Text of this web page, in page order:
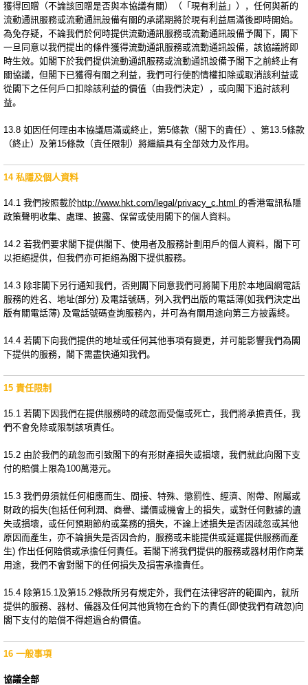
獲得回贈（不論該回贈是否與本協議有關）（「現有利益」），任何與新的
流動通訊服務或流動通訊設備有關的承諾期將於現有利益屆滿後即時開始。
為免存疑，不論我們於何時提供流動通訊服務或流動通訊設備予閣下，閣下
一旦同意以我們提出的條件獲得流動通訊服務或流動通訊設備，該協議將即
時生效。如閣下於我們提供流動通訊服務或流動通訊設備予閣下之前終止有
關協議，但閣下已獲得有關之利益，我們可行使酌情權扣除或取消該利益或
從閣下之任何戶口扣除該利益的價值（由我們決定），或向閣下追討該利
益。
13.8 如因任何理由本協議屆滿或終止，第5條款（閣下的責任）、第13.5條款
（終止）及第15條款（責任限制）將繼續具有全部效力及作用。
14 私隱及個人資料
14.1 我們按照載於http://www.hkt.com/legal/privacy_c.html 的香港電訊私隱
政策聲明收集、處理、披露、保留或使用閣下的個人資料。
14.2 若我們要求閣下提供閣下、使用者及服務計劃用戶的個人資料，閣下可
以拒絕提供，但我們亦可拒絕為閣下提供服務。
14.3 除非閣下另行通知我們，否則閣下同意我們可將閣下用於本地固網電話
服務的姓名、地址(部分) 及電話號碼，列入我們出版的電話薄(如我們決定出
版有關電話薄) 及電話號碼查詢服務內，并可為有關用途向第三方披露終。
14.4 若閣下向我們提供的地址或任何其他事項有變更，并可能影響我們為閣
下提供的服務，閣下需盡快通知我們。
15 責任限制
15.1 若閣下因我們在提供服務時的疏忽而受傷或死亡，我們將承擔責任，我
們不會免除或限制該項責任。
15.2 由於我們的疏忽而引致閣下的有形財產損失或損壞，我們就此向閣下支
付的賠償上限為100萬港元。
15.3 我們毋須就任何相應而生、間接、特殊、懲罰性、經濟、附帶、附屬或
財政的損失(包括任何利潤、商譽、議價或機會上的損失，或對任何數據的遺
失或損壞，或任何預期節約或業務的損失，不論上述損失是否因疏忽或其他
原因而產生，亦不論損失是否因合約，服務或未能提供或延遲提供服務而產
生) 作出任何賠償或承擔任何責任。若閣下將我們提供的服務或器材用作商業
用途，我們不會對閣下的任何損失及損害承擔責任。
15.4 除第15.1及第15.2條款所另有規定外，我們在法律容許的範圍內，就所
提供的服務、器材、儀器及任何其他貨物在合約下的責任(即使我們有疏忽)向
閣下支付的賠償不得超過合約價值。
16 一般事項
協議全部